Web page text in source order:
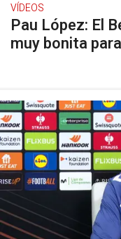
VÍDEOS
Pau López: El
muy bonita